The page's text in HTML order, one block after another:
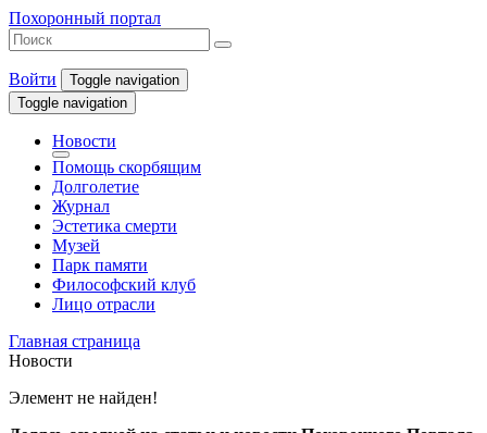
Похоронный портал
Войти
Toggle navigation
Toggle navigation
Новости
Помощь скорбящим
Долголетие
Журнал
Эстетика смерти
Музей
Парк памяти
Философский клуб
Лицо отрасли
Главная страница
Новости
Элемент не найден!